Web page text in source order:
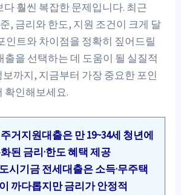
다 훨씬 복잡한 문제입니다. 최근
, 금리와 한도, 지원 조건이 크게 달
인트와 차이점을 정확히 짚어드릴
출을 선택하는 데 도움이 될 실질적
보까지, 지금부터 가장 중요한 포인
확인해보세요.
거지원대출은 만 19~34세 청년에
된 금리·한도 혜택 제공
시기금 전세대출은 소득·무주택
까다롭지만 금리가 안정적